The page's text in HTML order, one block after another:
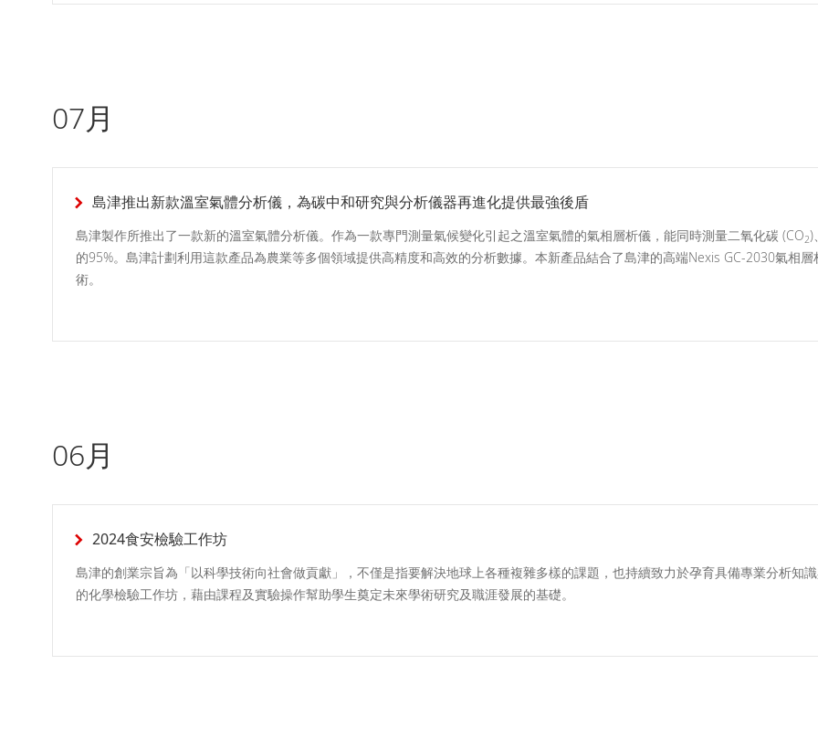
07月
島津推出新款溫室氣體分析儀，為碳中和研究與分析儀器再進化提供最強後盾
島津製作所推出了一款新的溫室氣體分析儀。作為一款專門測量氣候變化引起之溫室氣體的氣相層析儀，能同時測量二氧化碳 (CO2)
的95%。島津計劃利用這款產品為農業等多個領域提供高精度和高效的分析數據。本新產品結合了島津的高端Nexis GC-2030氣相
術。
06月
2024食安檢驗工作坊
島津的創業宗旨為「以科學技術向社會做貢獻」，不僅是指要解決地球上各種複雜多樣的課題，也持續致力於孕育具備專業分析知
的化學檢驗工作坊，藉由課程及實驗操作幫助學生奠定未來學術研究及職涯發展的基礎。